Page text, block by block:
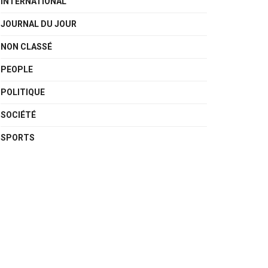
JOURNAL DU JOUR
NON CLASSÉ
PEOPLE
POLITIQUE
SOCIÉTÉ
SPORTS